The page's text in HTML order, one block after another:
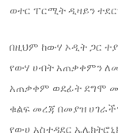
ወተር ፐርሚት ዲዛይን
በዚህም ከውሃ ኦዲት ጋር
የውሃ ሀብት አጠቃቀምን
አጠቃቀም ወደፊት ደግሞ
ቁልፍ መረጃ በመያዝ
የውሀ አስተዳደር